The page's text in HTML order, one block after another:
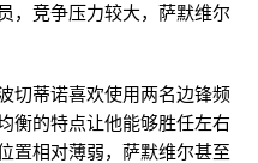
，竞争压力较大，萨默维尔
切蒂诺喜欢使用两名边锋频
衡的特点让他能够胜任左右
置相对薄弱，萨默维尔甚至